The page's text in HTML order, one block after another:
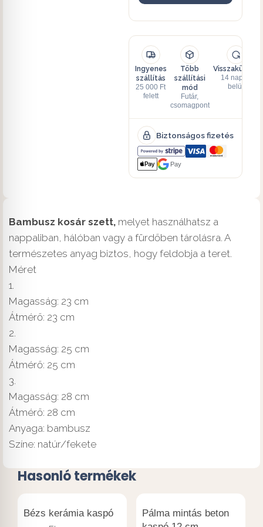
Ingyenes
szállítás
25 000 Ft
felett
Több
szállítási
mód
Futár,
csomagpont
Visszaküldés
14 napon
belül
Biztonságos fizetés
Pay
Bambusz kosár szett, melyet használhatsz a
nappaliban, hálóban vagy a fürdőben tárolásra. A
természetes anyag biztos, hogy feldobja a teret.
Méret
1.
Magasság: 23 cm
Átmérő: 23 cm
2.
Magasság: 25 cm
Átmérő: 25 cm
3.
Magasság: 28 cm
Átmérő: 28 cm
Anyaga: bambusz
Színe: natúr/fekete
Hasonló termékek
Bézs kerámia kaspó
Pálma mintás beton